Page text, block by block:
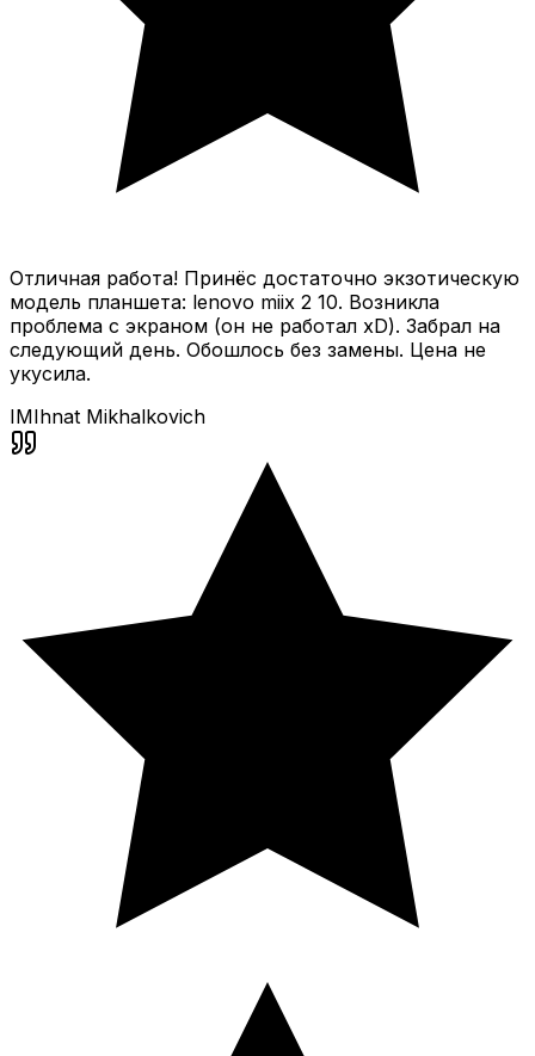
Отличная работа! Принёс достаточно экзотическую
модель планшета: lenovo miix 2 10. Возникла
проблема с экраном (он не работал xD). Забрал на
следующий день. Обошлось без замены. Цена не
укусила.
IMIhnat Mikhalkovich